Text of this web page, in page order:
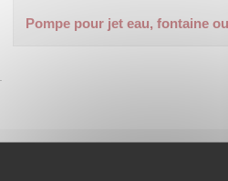
Pompe pour jet eau, fontaine